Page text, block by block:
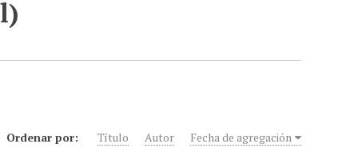
Ordenar por: Título Autor Fecha de agregación